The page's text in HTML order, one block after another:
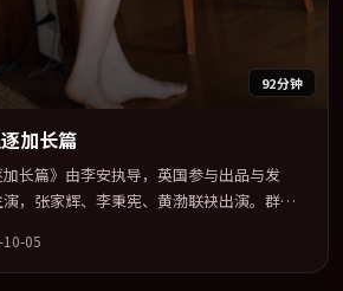
92分钟
加长篇
加长篇》由李安执导，英国参与出品与发
，张家辉、李秉宪、黄渤联袂出演。群像
上力求统一。定于 2016-05-10 在内地院线
年度话题片中口碑稳健，适合喜欢强情
05